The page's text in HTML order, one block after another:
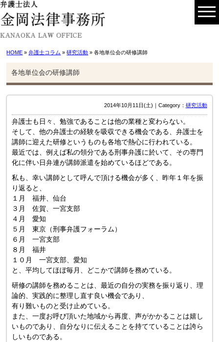
HOME »弁護士コラム »研究活動 » 各地単位会の研修講師
各地単位会の研修講師
2014年10月11日(土)｜Category： 研究活動
弁護士も日々、勉強であることは他の業種と変わらない。
そして、他の弁護士の経験を吸収できる機会である、弁護士を
講師に迎えた研修というものも各地で熱心に行われている。
最近では、例えば私の領分である刑事弁護に於いて、その専門
化に伴い日弁連が講師派遣を始めているほどである。
私も、幸い講師として呼んで頂ける機会が多く、昨年１年を振
り返ると、
１月 福井、仙台
３月 佐賀、一宮支部
４月 愛知
５月 東京（刑事弁護フォーラム）
６月 一宮支部
８月 福井
１０月 一宮支部、愛知
と、平均してほぼ毎月、どこかで講師を務めている。
研修の講師を務めることは、最近の自分の実務を振り返り、理
論的、実践的に整理し直す良い機会であり、
有り難いものと受け止めている。
また、一度お呼び頂いた地域から再度、声がかかることは嬉し
いものであり、自分なりに伝えることを持てていることは誇ら
しいものである。